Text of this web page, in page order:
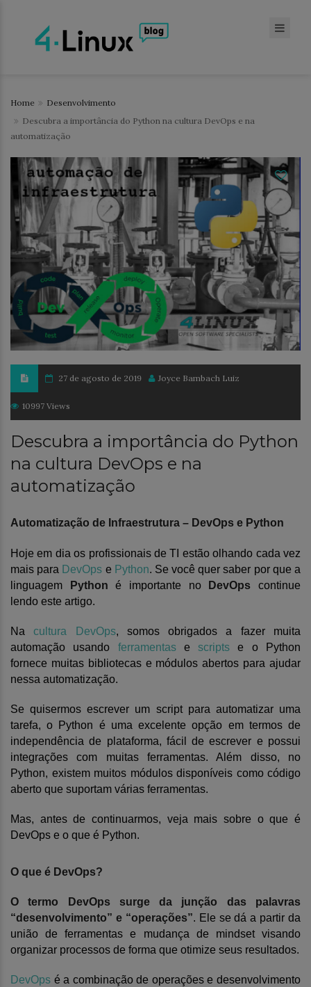
Home
Desenvolvimento
Descubra a importância do Python na cultura DevOps e na
automatização
27 de agosto de 2019 Joyce Bambach Luiz
10997 Views
Descubra a importância do Python
na cultura DevOps e na
automatização
Automatização de nfraestrutura – DevOps e Python
Hoje em dia os profissionais de TI estão olhando cada vez
mais para DevOps e Python. Se você quer saber por que a
linguagem
Python é importante no DevOps continue
lendo este artigo.
Nacultura DevOps, somos obrigados a fazer muita
automação usando ferramentasescripts e o Python
fornece muitas bibliotecas e módulos abertos para ajudar
nessa automatização.
Se quisermos escrever um script para automatizar uma
tarefa, o Python é uma excelente opção em termos de
independência de plataforma, fácil de escrever e possui
integrações com muitas ferramentas. Além disso, no
Python, existem muitos módulos disponíveis como código
aberto que suportam várias ferramentas.
Mas, antes de continuarmos, veja mais sobre o que é
DevOps e o que é Python.
O que é DevOps?
O termo DevOps surge da junção das palavras
“desenvolvimento” e “operações”. Ele se dá a partir da
união de ferramentas e mudança de mindset visando
organizar processos de forma que otimize seus resultados.
DevOps é a combinação de operações e desenvolvimento